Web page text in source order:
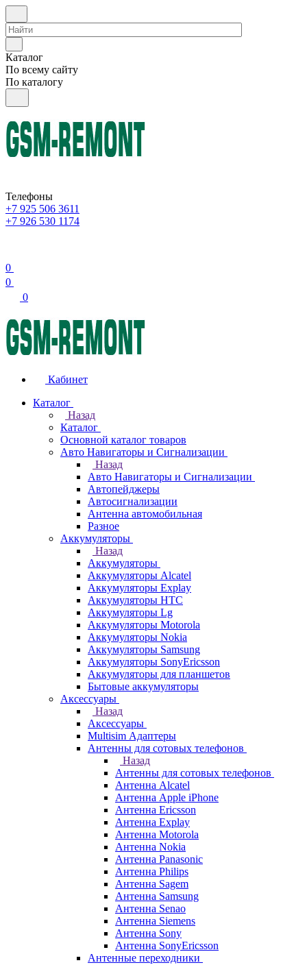
Каталог
По всему сайту
По каталогу
Телефоны
+7 925 506 3611
+7 926 530 1174
0
0
0
Кабинет
Каталог
Назад
Каталог
Основной каталог товаров
Авто Навигаторы и Сигнализации
Назад
Авто Навигаторы и Сигнализации
Автопейджеры
Автосигнализации
Антенна автомобильная
Разное
Аккумуляторы
Назад
Аккумуляторы
Аккумуляторы Alcatel
Аккумуляторы Explay
Аккумуляторы HTC
Аккумуляторы Lg
Аккумуляторы Motorola
Аккумуляторы Nokia
Аккумуляторы Samsung
Аккумуляторы SonyEricsson
Аккумуляторы для планшетов
Бытовые аккумуляторы
Аксессуары
Назад
Аксессуары
Multisim Адаптеры
Антенны для сотовых телефонов
Назад
Антенны для сотовых телефонов
Антенна Alcatel
Антенна Apple iPhone
Антенна Ericsson
Антенна Explay
Антенна Motorola
Антенна Nokia
Антенна Panasonic
Антенна Philips
Антенна Sagem
Антенна Samsung
Антенна Senao
Антенна Siemens
Антенна Sony
Антенна SonyEricsson
Антенные переходники